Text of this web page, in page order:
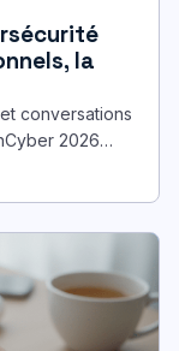
la
conversations
2026